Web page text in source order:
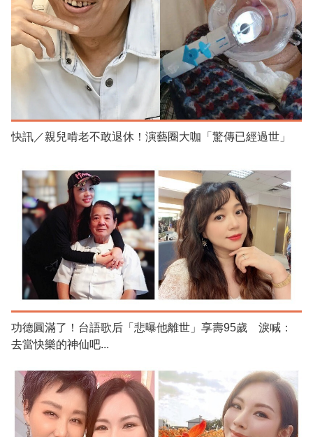
快訊／親兒啃老不敢退休！演藝圈大咖「驚傳已經過世」
功德圓滿了！台語歌后「悲曝他離世」享壽95歲 淚喊：
去當快樂的神仙吧...